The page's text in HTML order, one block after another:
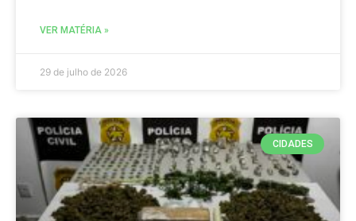
VER MATÉRIA »
29 de julho de 2026
CIDADES